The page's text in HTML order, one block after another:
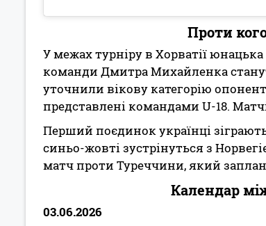
Проти
У межах турніру в Хорватії
команди Дмитра Михайленка
уточнили вікову категорію
представлені командами U-18.
Перший поєдинок українці
синьо-жовті зустрінуться з
матч проти Туреччини, який
Календар
03.06.2026